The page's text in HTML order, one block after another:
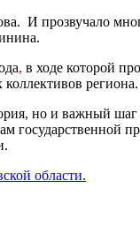
И прозвучало
, в ходе которой
региона.
но и важный
области.